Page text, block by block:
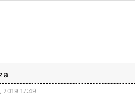
2019 17:49